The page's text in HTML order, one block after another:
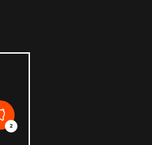
2